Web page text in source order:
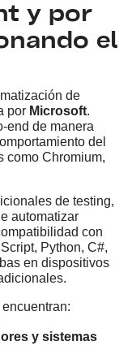
y por
el
de
por Microsoft.
end de manera
del
como Chromium,
de testing,
automatizar
con
Python, C#,
en dispositivos
y sistemas